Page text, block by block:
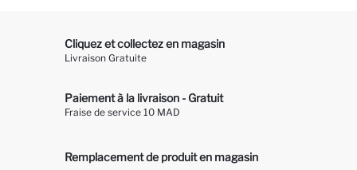
Cliquez et collectez en magasin
Livraison Gratuite
Paiement à la livraison - Gratuit
Fraise de service 10 MAD
Remplacement de produit en magasin